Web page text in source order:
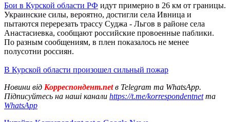
Бои в Курской области РФ идут примерно в 26 км от границы.
Украинские силы, вероятно, достигли села Ивница и
пытаются перерезать трассу Суджа - Льгов в районе села
Анастасиевка, сообщают российские провоенные паблики.
По разным сообщениям, в плен показалось не менее
полусотни россиян.
В Курской области произошел сильный пожар
Новини від Корреспондент.netв Telegram та WhatsApp.
Підписуйтесь на наші канали https://t.me/korrespondentnetта
WhatsApp